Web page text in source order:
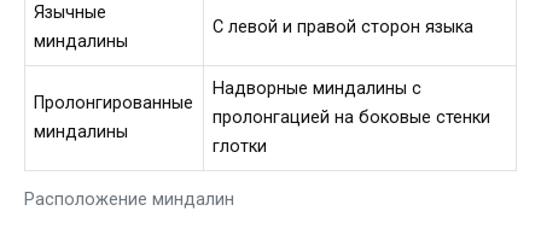
Расположение миндалин
Язычные
миндалины
С левой и правой сторон языка
Пролонгированные
миндалины
Надворные миндалины с
пролонгацией на боковые стенки
глотки